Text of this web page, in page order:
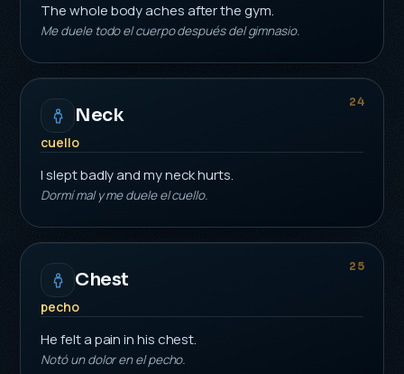
The whole body aches after the gym.
Me duele todo el cuerpo después del gimnasio.
24
Neck
cuello
I slept badly and my neck hurts.
Dormí mal y me duele el cuello.
25
Chest
pecho
He felt a pain in his chest.
Notó un dolor en el pecho.